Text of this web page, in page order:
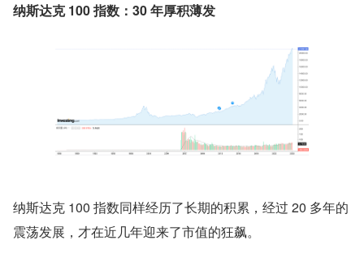
纳斯达克 100 指数：30 年厚积薄发
纳斯达克 100 指数同样经历了长期的积累，经过 20 多年的
震荡发展，才在近几年迎来了市值的狂飙。